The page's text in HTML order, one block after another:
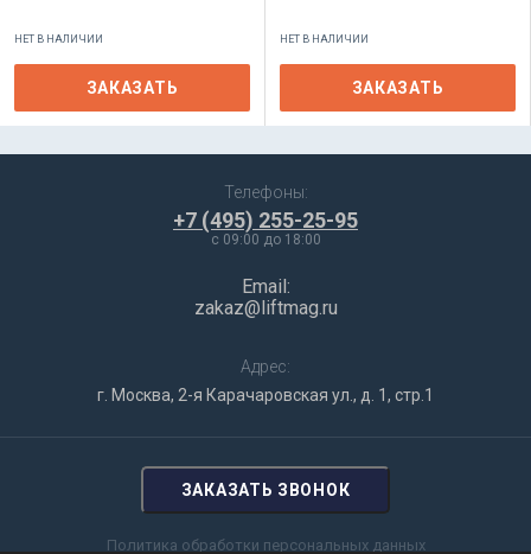
НЕТ В НАЛИЧИИ
ЗАКАЗАТЬ
НЕТ В НАЛИЧИИ
ЗАКАЗАТЬ
Телефоны:
+7 (495) 255-25-95
c 09:00 до 18:00
Email:
zakaz@liftmag.ru
Адрес:
г. Москва, 2-я Карачаровская ул., д. 1, стр.1
ЗАКАЗАТЬ ЗВОНОК
Политика обработки персональных данных